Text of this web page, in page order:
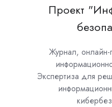
Проект
Журнал,
Экспертиза для